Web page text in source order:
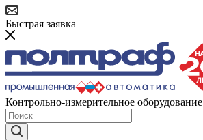
Быстрая заявка
Контрольно-измерительное оборудование